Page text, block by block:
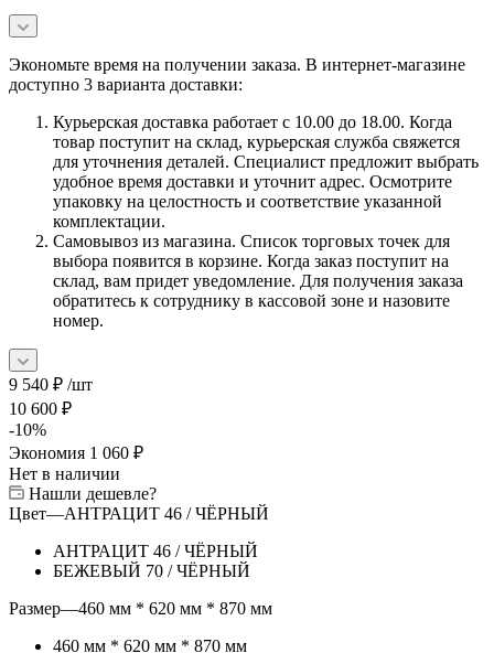
Экономьте время на получении заказа. В интернет-магазине
доступно 3 варианта доставки:
Курьерская доставка работает с 10.00 до 18.00. Когда
товар поступит на склад, курьерская служба свяжется
для уточнения деталей. Специалист предложит выбрать
удобное время доставки и уточнит адрес. Осмотрите
упаковку на целостность и соответствие указанной
комплектации.
Самовывоз из магазина. Список торговых точек для
выбора появится в корзине. Когда заказ поступит на
склад, вам придет уведомление. Для получения заказа
обратитесь к сотруднику в кассовой зоне и назовите
номер.
9 540 ₽ /шт
10 600 ₽
-10%
Экономия 1 060 ₽
Нет в наличии
Нашли дешевле?
Цвет—АНТРАЦИТ 46 / ЧЁРНЫЙ
АНТРАЦИТ 46 / ЧЁРНЫЙ
БЕЖЕВЫЙ 70 / ЧЁРНЫЙ
Размер—460 мм * 620 мм * 870 мм
460 мм * 620 мм * 870 мм